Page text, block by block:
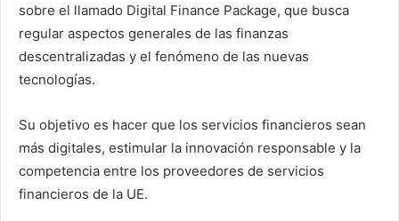
sobre el llamado Digital Finance Package, que busca
regular aspectos generales de las finanzas
descentralizadas y el fenómeno de las nuevas
tecnologías.
Su objetivo es hacer que los servicios financieros sean
más digitales, estimular la innovación responsable y la
competencia entre los proveedores de servicios
financieros de la UE.